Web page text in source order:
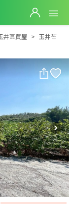
玉井芒子芒段丙建地
井區買屋
玉井芒